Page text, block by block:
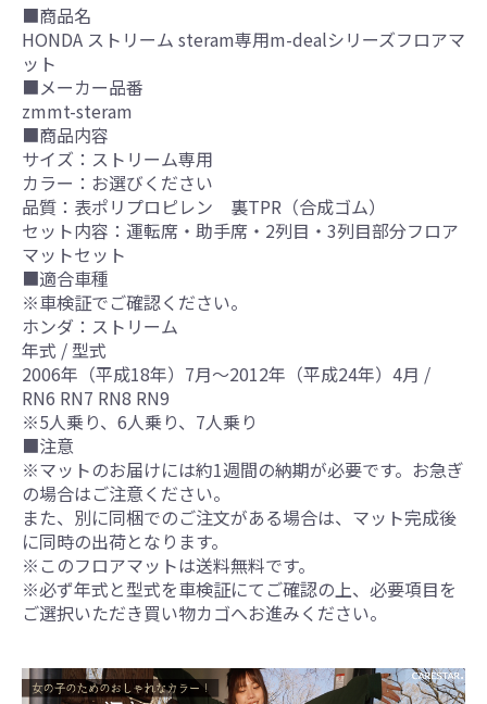
■商品名
HONDA ストリーム steram専用m-dealシリーズフロアマ
ット
■メーカー品番
zmmt-steram
■商品内容
サイズ：ストリーム専用
カラー：お選びください
品質：表ポリプロピレン 裏TPR（合成ゴム）
セット内容：運転席・助手席・2列目・3列目部分フロア
マットセット
■適合車種
※車検証でご確認ください。
ホンダ：ストリーム
年式 / 型式
2006年（平成18年）7月～2012年（平成24年）4月 /
RN6 RN7 RN8 RN9
※5人乗り、6人乗り、7人乗り
■注意
※マットのお届けには約1週間の納期が必要です。お急ぎ
の場合はご注意ください。
また、別に同梱でのご注文がある場合は、マット完成後
に同時の出荷となります。
※このフロアマットは送料無料です。
※必ず年式と型式を車検証にてご確認の上、必要項目を
ご選択いただき買い物カゴへお進みください。